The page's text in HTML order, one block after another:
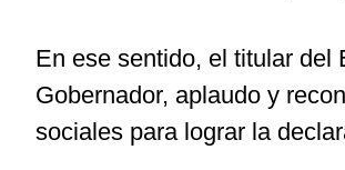
En ese sentido, el titular del
Gobernador, aplaudo y
sociales para lograr la